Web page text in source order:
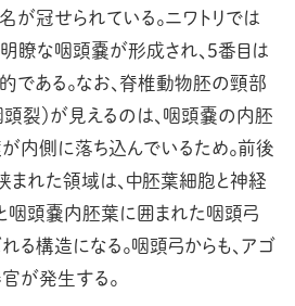
が冠せられている。ニワトリでは
瞭な咽頭嚢が形成され、５番目は
である。なお、脊椎動物胚の頸部
頭裂）が見えるのは、咽頭嚢の内胚
内側に落ち込んでいるため。前後
れた領域は、中胚葉細胞と神経
頭嚢内胚葉に囲まれた咽頭弓
れる構造になる。咽頭弓からも、アゴ
が発生する。